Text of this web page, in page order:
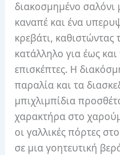
διακοσμημένο σαλόνι
καναπέ και ένα
κρεβάτι, καθιστώντας
κατάλληλο για έως και
επισκέπτες. Η
παραλία και τα
μπιχλιμπίδια
χαρακτήρα στο
οι γαλλικές πόρτες
σε μια γοητευτική